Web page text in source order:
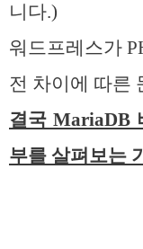
니다.)
워드프레스가
전 차이에 따른
결국 MariaDB
부를 살펴보는